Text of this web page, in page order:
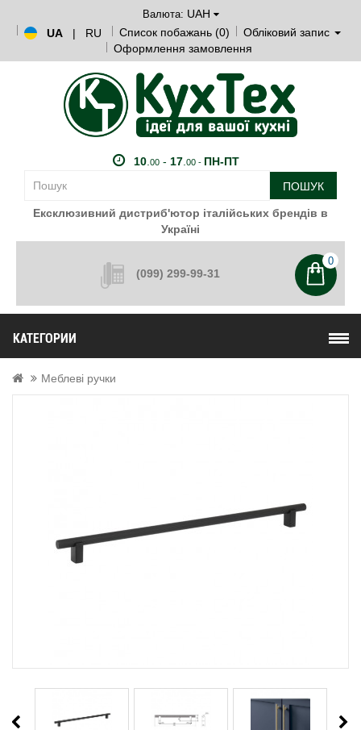
Валюта: UAH
UA
| RU Список побажань (0)
Обліковий запис
Оформлення замовлення
10. 00- 17. 00 - ПН-ПТ
ПОШУК
Ексклюзивний дистриб'ютор італійських брендів в
Україні
(099) 299-99-31
0
КАТЕГОРИИ
Меблеві ручки